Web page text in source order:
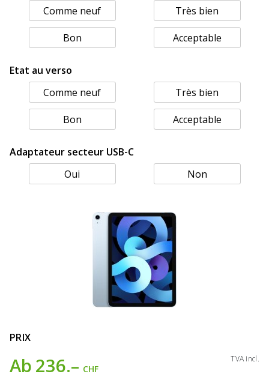
Comme neuf
Très bien
Bon Acceptable
Etat au verso
Comme neuf
Très bien
Bon Acceptable
Adaptateur secteur USB-C
Oui
Non
PRIX
Ab 236.– CHF
TVA incl.